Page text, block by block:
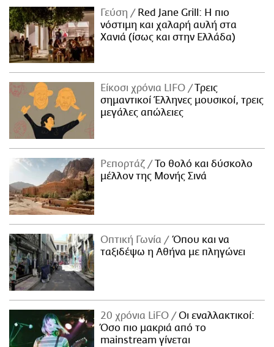
Γεύση
Red Jane Grill: Η πιο
νόστιμη και χαλαρή αυλή στα
Χανιά (ίσως και στην Ελλάδα)
Είκοσι χρόνια LIFO
Tρεις
σημαντικοί Έλληνες μουσικοί, τρεις
μεγάλες απώλειες
Ρεπορτάζ
Το θολό και δύσκολο
μέλλον της Μονής Σινά
Οπτική Γωνία
Όπου και να
ταξιδέψω η Αθήνα με πληγώνει
20 χρόνια LiFO
Οι εναλλακτικοί:
Όσο πιο μακριά από το
mainstream γίνεται